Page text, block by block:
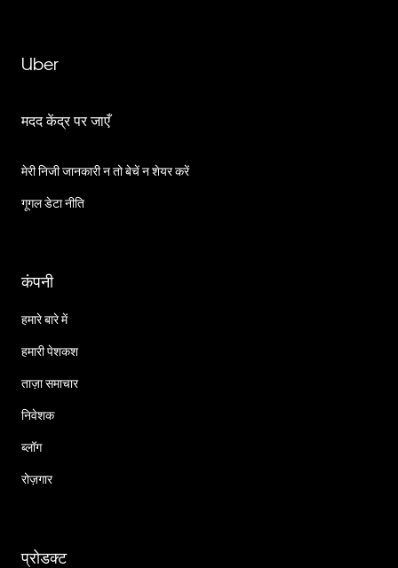
Uber
मदद केंद्र पर जाएँ
मेरी निजी जानकारी न तो बेचें न शेयर करें
गूगल डेटा नीति
कंपनी
हमारे बारे में
हमारी पेशकश
ताज़ा समाचार
निवेशक
ब्लॉग
रोज़गार
प्रोडक्ट